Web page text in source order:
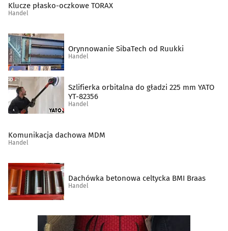
Sklepy muzyczne
Spożywcze artykuły
Supermarkety(10)
Szkło techniczne(2)
Świece i znicze
Telefony komórkowe, akcesoria
Telefony, telefaksy, urządzenia łączności
Tytoń, artykuły tytoniowe(17)
Klucze płasko-oczkowe TORAX
Handel
Orynnowanie SibaTech od Ruukki
Handel
Szlifierka orbitalna do gładzi 225 mm YATO
YT-82356
Handel
Komunikacja dachowa MDM
Handel
Dachówka betonowa celtycka BMI Braas
Handel